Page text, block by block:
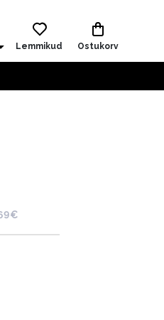
Lemmikud Ostukorv